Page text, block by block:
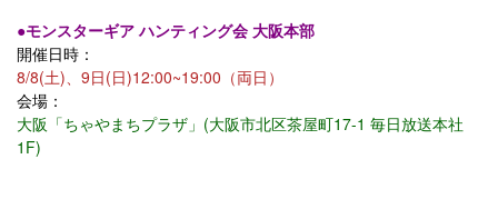
●モンスターギア ハンティング会 大阪本部
開催日時：
8/8(土)、9日(日)12:00~19:00（両日）
会場：
大阪「ちゃやまちプラザ」(大阪市北区茶屋町17-1 毎日放送本社
1F)